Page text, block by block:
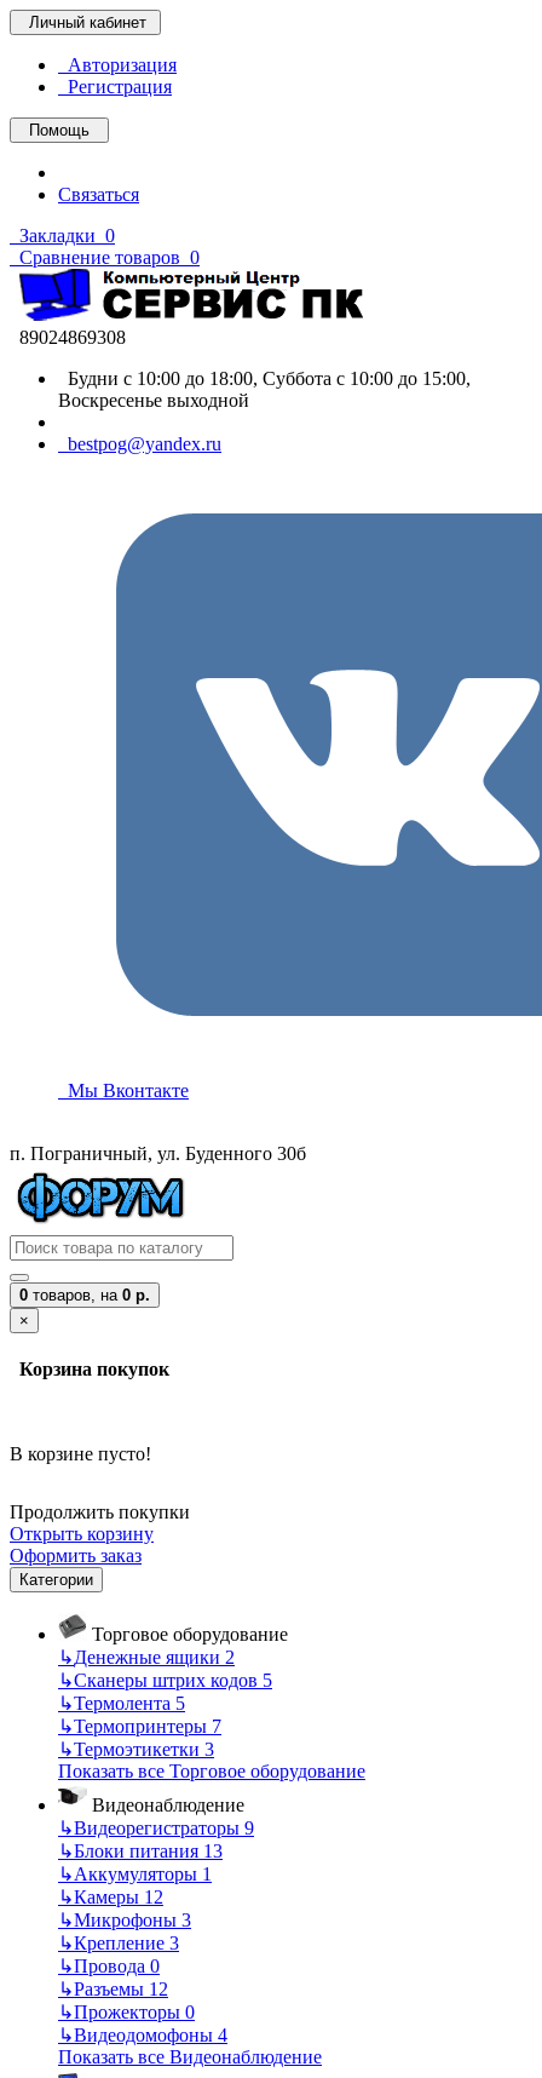
Личный кабинет
Авторизация
Регистрация
Помощь
Связаться
Закладки 0
Сравнение товаров 0
89024869308
Будни с 10:00 до 18:00, Суббота с 10:00 до 15:00,
Воскресенье выходной
bestpog@yandex.ru
Мы Вконтакте
п. Пограничный, ул. Буденного 30б
0 товаров, на 0 р.
×
Корзина покупок
В корзине пусто!
Продолжить покупки
Открыть корзину
Оформить заказ
Категории
Торговое оборудование
↳Денежные ящики 2
↳Сканеры штрих кодов 5
↳Термолента 5
↳Термопринтеры 7
↳Термоэтикетки 3
Показать все Торговое оборудование
Видеонаблюдение
↳Видеорегистраторы 9
↳Блоки питания 13
↳Аккумуляторы 1
↳Камеры 12
↳Микрофоны 3
↳Крепление 3
↳Провода 0
↳Разъемы 12
↳Прожекторы 0
↳Видеодомофоны 4
Показать все Видеонаблюдение